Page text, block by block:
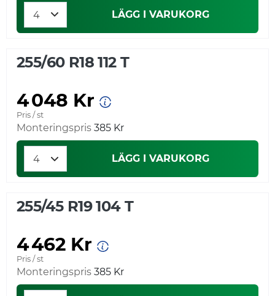
LÄGG I VARUKORG
255/60 R18 112 T
4 048 Kr
Pris / st
Monteringspris 385 Kr
LÄGG I VARUKORG
255/45 R19 104 T
4 462 Kr
Pris / st
Monteringspris 385 Kr